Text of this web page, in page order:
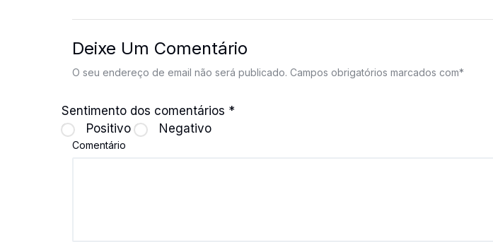
Deixe Um Comentário
O seu endereço de email não será publicado. Campos obrigatórios marcados com*
Sentimento dos comentários *
Positivo
Negativo
Comentário